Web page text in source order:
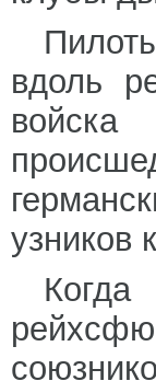
вдоль
узников